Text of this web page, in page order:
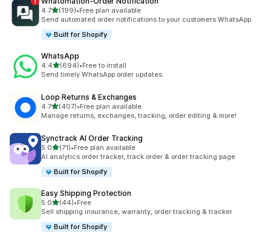
4.7เต็ม 5 ดาว
(199)
ทั้งหมด 199 รีวิว
•Free plan available
Send automated order notifications to your customers WhatsApp.
Built for Shopify
WhatsApp
4.4เต็ม 5 ดาว
(694)
ทั้งหมด 694 รีวิว
•Free to install
Send timely WhatsApp order updates.
Loop Returns & Exchanges
4.7เต็ม 5 ดาว
(407)
ทั้งหมด 407 รีวิว
•Free plan available
Manage returns, exchanges, tracking, order editing & more!
Synctrack AI Order Tracking
5.0เต็ม 5 ดาว
(71)
ทั้งหมด 71 รีวิว
•Free plan available
AI analytics order tracker, track order & order tracking page
Built for Shopify
Easy Shipping Protection
5.0เต็ม 5 ดาว
(44)
ทั้งหมด 44 รีวิว
•Free
Sell shipping insurance, warranty, order tracking & tracker
Built for Shopify